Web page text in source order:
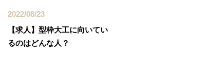
2022/08/23
【求人】型枠大工に向いてい
るのはどんな人？